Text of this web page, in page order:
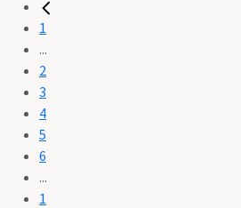
1
...
2
3
4
5
6
...
1